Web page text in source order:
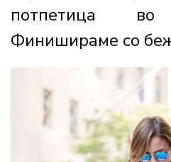
потпетица
Финишираме со